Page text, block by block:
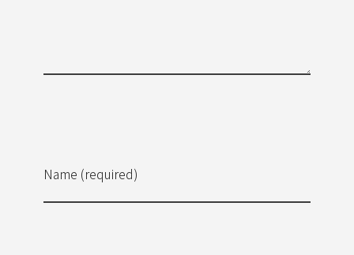
Name (required)